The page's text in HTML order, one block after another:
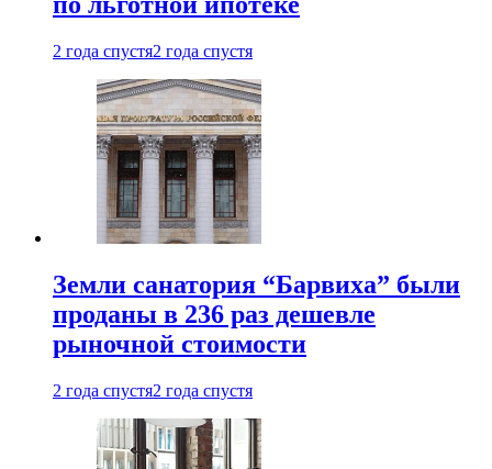
2 года спустя2 года спустя
Земли санатория “Барвиха” были
проданы в 236 раз дешевле
рыночной стоимости
2 года спустя2 года спустя